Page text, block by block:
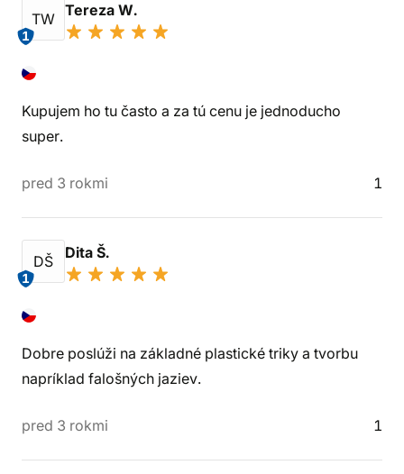
TW
1
Tereza W.
Kupujem ho tu často a za tú cenu je jednoducho
super.
pred 3 rokmi 1
DŠ
1
Dita Š.
Dobre poslúži na základné plastické triky a tvorbu
napríklad falošných jaziev.
pred 3 rokmi 1